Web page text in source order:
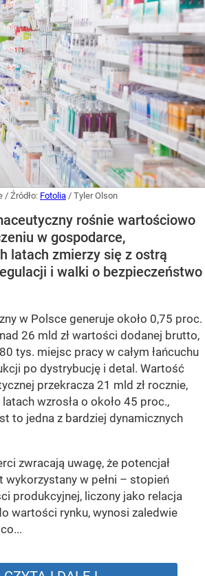
/ Źródło: Fotolia / Tyler Olson
rośnie wartościowo
w gospodarce,
latach zmierzy się z ostrą
i walki o bezpieczeństwo
w Polsce generuje około 0,75 proc.
26 mld zł wartości dodanej brutto,
tys. miejsc pracy w całym łańcuchu
po dystrybucję i detal. Wartość
przekracza 21 mld zł rocznie,
wzrosła o około 45 proc.,
to jedna z bardziej dynamicznych
zwracają uwagę, że potencjał
wykorzystany w pełni – stopień
produkcyjnej, liczony jako relacja
wartości rynku, wynosi zaledwie